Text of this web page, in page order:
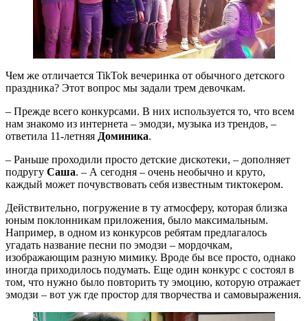
Чем же отличается TikTok вечеринка от обычного детского
праздника? Этот вопрос мы задали трем девочкам.
– Прежде всего конкурсами. В них используется то, что всем
нам знакомо из интернета – эмодзи, музыка из трендов, –
ответила 11-летняя Доминика.
– Раньше проходили просто детские дискотеки, – дополняет
подругу Саша. – А сегодня – очень необычно и круто,
каждый может почувствовать себя известным тиктокером.
Действительно, погружение в ту атмосферу, которая близка
юным поклонникам приложения, было максимальным.
Например, в одном из конкурсов ребятам предлагалось
угадать название песни по эмодзи – мордочкам,
изображающим разную мимику. Вроде бы все просто, однако
иногда приходилось подумать. Еще один конкурс с состоял в
том, что нужно было повторить ту эмоцию, которую отражает
эмодзи – вот уж где простор для творчества и самовыражения.